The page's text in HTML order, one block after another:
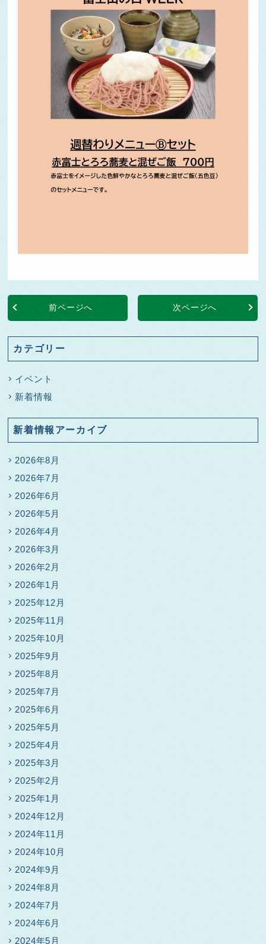
前ページへ 次ページへ
カテゴリー
イベント
新着情報
新着情報アーカイブ
2026年8月
2026年7月
2026年6月
2026年5月
2026年4月
2026年3月
2026年2月
2026年1月
2025年12月
2025年11月
2025年10月
2025年9月
2025年8月
2025年7月
2025年6月
2025年5月
2025年4月
2025年3月
2025年2月
2025年1月
2024年12月
2024年11月
2024年10月
2024年9月
2024年8月
2024年7月
2024年6月
2024年5月